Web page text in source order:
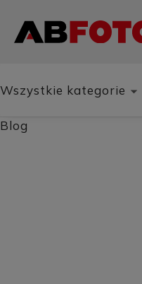
Wszystkie kategorie
Blog